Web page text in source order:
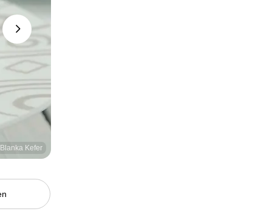
Kefer
Next